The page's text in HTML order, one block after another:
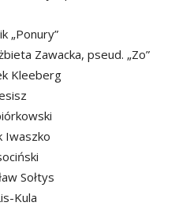
„Ponury”
Zawacka, pseud. „Zo”
Kleeberg
Iwaszko
Sołtys
Kula